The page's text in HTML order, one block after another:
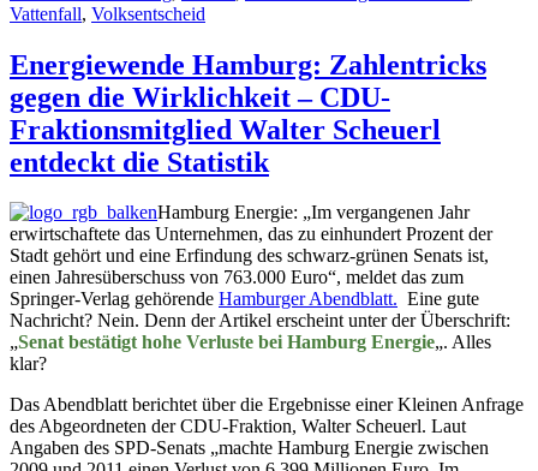
Vattenfall, Volksentscheid
Energiewende Hamburg: Zahlentricks
gegen die Wirklichkeit – CDU-
Fraktionsmitglied Walter Scheuerl
entdeckt die Statistik
Hamburg Energie: „Im vergangenen Jahr
erwirtschaftete das Unternehmen, das zu einhundert Prozent der
Stadt gehört und eine Erfindung des schwarz-grünen Senats ist,
einen Jahresüberschuss von 763.000 Euro“, meldet das zum
Springer-Verlag gehörende Hamburger Abendblatt. Eine gute
Nachricht? Nein. Denn der Artikel erscheint unter der Überschrift:
„Senat bestätigt hohe Verluste bei Hamburg Energie„. Alles
klar?
Das Abendblatt berichtet über die Ergebnisse einer Kleinen Anfrage
des Abgeordneten der CDU-Fraktion, Walter Scheuerl. Laut
Angaben des SPD-Senats „machte Hamburg Energie zwischen